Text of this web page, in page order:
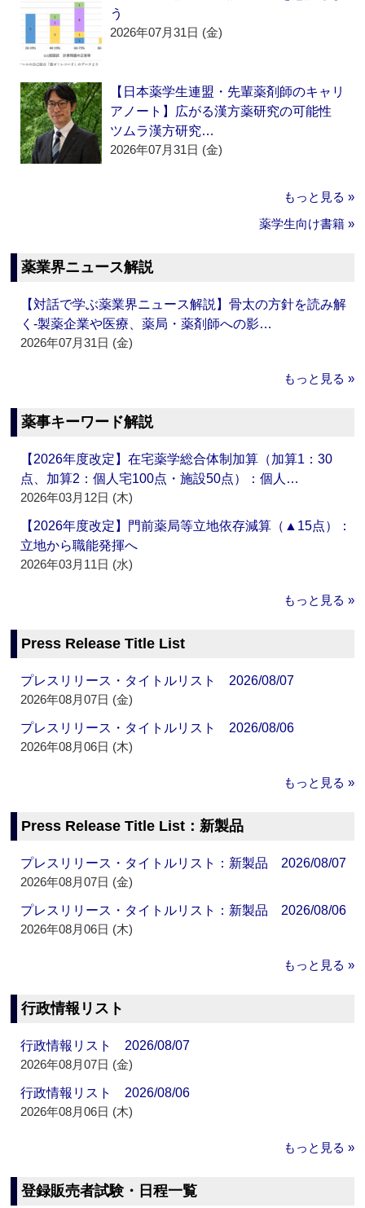
う
2026年07月31日 (金)
【日本薬学生連盟・先輩薬剤師のキャリ
アノート】広がる漢方薬研究の可能性
ツムラ漢方研究…
2026年07月31日 (金)
もっと見る »
薬学生向け書籍 »
薬業界ニュース解説
【対話で学ぶ薬業界ニュース解説】骨太の方針を読み解
く‐製薬企業や医療、薬局・薬剤師への影…
2026年07月31日 (金)
もっと見る »
薬事キーワード解説
【2026年度改定】在宅薬学総合体制加算（加算1：30
点、加算2：個人宅100点・施設50点）：個人…
2026年03月12日 (木)
【2026年度改定】門前薬局等立地依存減算（▲15点）：
立地から職能発揮へ
2026年03月11日 (水)
もっと見る »
Press Release Title List
プレスリリース・タイトルリスト 2026/08/07
2026年08月07日 (金)
プレスリリース・タイトルリスト 2026/08/06
2026年08月06日 (木)
もっと見る »
Press Release Title List：新製品
プレスリリース・タイトルリスト：新製品 2026/08/07
2026年08月07日 (金)
プレスリリース・タイトルリスト：新製品 2026/08/06
2026年08月06日 (木)
もっと見る »
行政情報リスト
行政情報リスト 2026/08/07
2026年08月07日 (金)
行政情報リスト 2026/08/06
2026年08月06日 (木)
もっと見る »
登録販売者試験・日程一覧